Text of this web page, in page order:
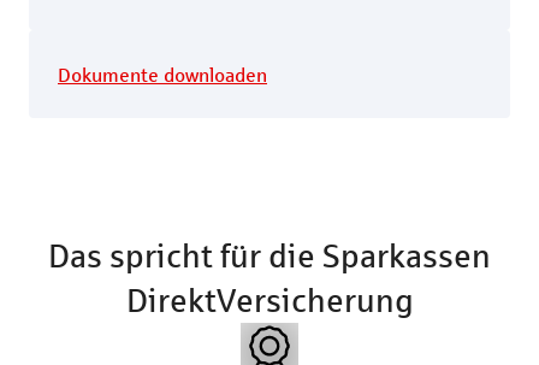
Dokumente downloaden
Das spricht für die Sparkassen
DirektVersicherung